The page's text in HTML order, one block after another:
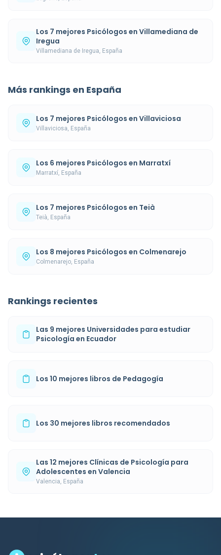
Los 7 mejores Psicólogos en Villamediana de
Iregua
Villamediana de Iregua, España
Más rankings en España
Los 7 mejores Psicólogos en Villaviciosa
Villaviciosa, España
Los 6 mejores Psicólogos en Marratxí
Marratxí, España
Los 7 mejores Psicólogos en Teià
Teià, España
Los 8 mejores Psicólogos en Colmenarejo
Colmenarejo, España
Rankings recientes
Las 9 mejores Universidades para estudiar
Psicología en Ecuador
Los 10 mejores libros de Pedagogía
Los 30 mejores libros recomendados
Las 12 mejores Clínicas de Psicología para
Adolescentes en Valencia
Valencia, España